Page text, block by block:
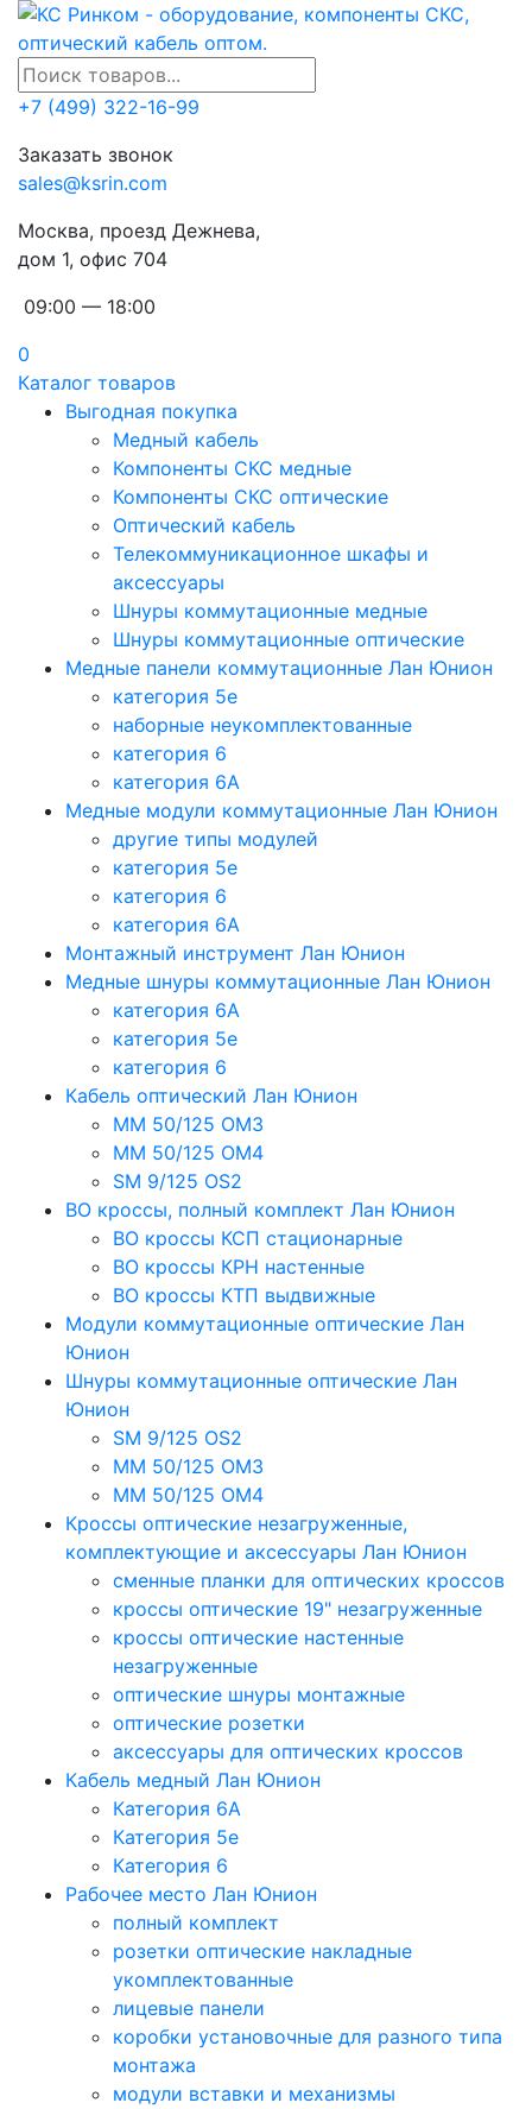
+7 (499) 322-16-99
Заказать звонок
sales@ksrin.com
Москва, проезд Дежнева,
дом 1, офис 704
09:00 — 18:00
0
Каталог товаров
Выгодная покупка
Медный кабель
Компоненты СКС медные
Компоненты СКС оптические
Оптический кабель
Телекоммуникационное шкафы и
аксессуары
Шнуры коммутационные медные
Шнуры коммутационные оптические
Медные панели коммутационные Лан Юнион
категория 5e
наборные неукомплектованные
категория 6
категория 6A
Медные модули коммутационные Лан Юнион
другие типы модулей
категория 5е
категория 6
категория 6A
Монтажный инструмент Лан Юнион
Медные шнуры коммутационные Лан Юнион
категория 6A
категория 5e
категория 6
Кабель оптический Лан Юнион
MM 50/125 OM3
MM 50/125 OM4
SM 9/125 OS2
ВО кроссы, полный комплект Лан Юнион
ВО кроссы КСП стационарные
ВО кроссы КРН настенные
ВО кроссы КТП выдвижные
Модули коммутационные оптические Лан
Юнион
Шнуры коммутационные оптические Лан
Юнион
SM 9/125 OS2
MM 50/125 OM3
MM 50/125 OM4
Кроссы оптические незагруженные,
комплектующие и аксессуары Лан Юнион
сменные планки для оптических кроссов
кроссы оптические 19" незагруженные
кроссы оптические настенные
незагруженные
оптические шнуры монтажные
оптические розетки
аксессуары для оптических кроссов
Кабель медный Лан Юнион
Категория 6A
Категория 5e
Категория 6
Рабочее место Лан Юнион
полный комплект
розетки оптические накладные
укомплектованные
лицевые панели
коробки установочные для разного типа
монтажа
модули вставки и механизмы